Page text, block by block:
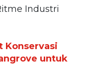
Industri
Konservasi
untuk